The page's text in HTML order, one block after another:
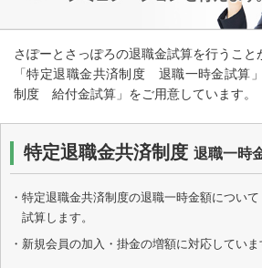
さぽーとさっぽろの退職金試算を行うこと
「特定退職金共済制度 退職一時金試算
制度 給付金試算」をご用意しています。
特定退職金共済制度 退職一時
・特定退職金共済制度の退職一時金額について
試算します。
・新規会員の加入・掛金の増額に対応していま